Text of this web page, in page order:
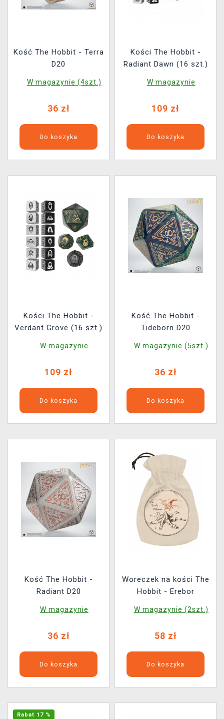
Kość The Hobbit - Terra
D20
W magazynie (4szt.)
36 zł
Do koszyka
Kości The Hobbit -
Radiant Dawn (16 szt.)
W magazynie
109 zł
Do koszyka
Kości The Hobbit -
Verdant Grove (16 szt.)
W magazynie
109 zł
Do koszyka
Kość The Hobbit -
Tideborn D20
W magazynie (5szt.)
36 zł
Do koszyka
Kość The Hobbit -
Radiant D20
W magazynie
36 zł
Do koszyka
Woreczek na kości The
Hobbit - Erebor
W magazynie (2szt.)
58 zł
Do koszyka
Rabat 17 %